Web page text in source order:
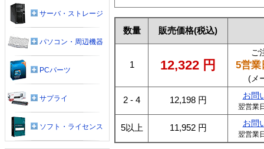
数量 販売価格(税込)
1 12,322 円
ご
5営業
(メ
2 - 4 12,198 円 お問
翌営業
5以上 11,952 円 お問
翌営業
サーバ・ストレージ
パソコン・周辺機器
PCパーツ
サプライ
ソフト・ライセンス